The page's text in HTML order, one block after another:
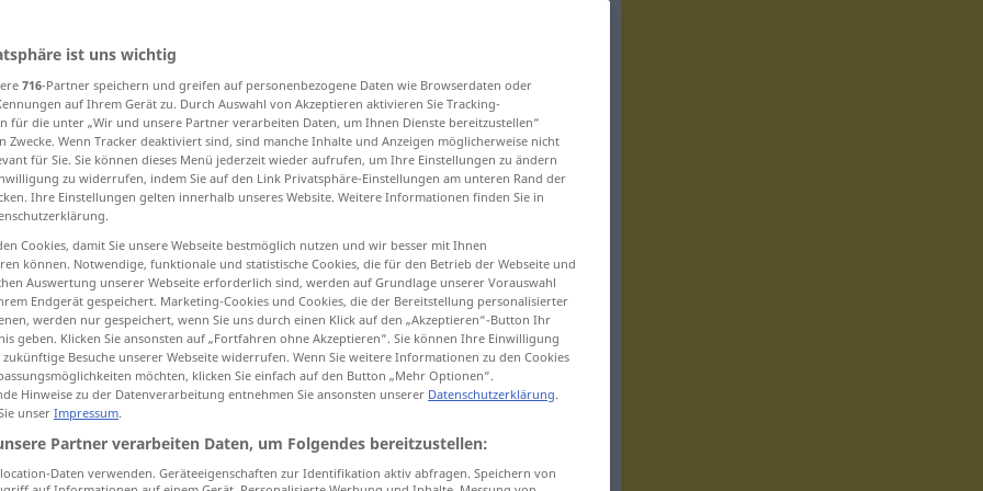
appuntare investire, impiegare
stecken
denSchlüsselinsSchlossstecken
ist uns wichtig
716-Partner speichern und greifen auf personenbezogene Daten wie Browserdaten oder
auf Ihrem Gerät zu. Durch Auswahl von Akzeptieren aktivieren Sie Tracking-
für die unter „Wir und unsere Partner verarbeiten Daten, um Ihnen Dienste bereitzustellen“
Zwecke. Wenn Tracker deaktiviert sind, sind manche Inhalte und Anzeigen möglicherweise nicht
für Sie. Sie können dieses Menü jederzeit wieder aufrufen, um Ihre Einstellungen zu ändern
zu widerrufen, indem Sie auf den Link Privatsphäre-Einstellungen am unteren Rand der
Ihre Einstellungen gelten innerhalb unseres Website. Weitere Informationen finden Sie in
Cookies, damit Sie unsere Webseite bestmöglich nutzen und wir besser mit Ihnen
können. Notwendige, funktionale und statistische Cookies, die für den Betrieb der Webseite und
Auswertung unserer Webseite erforderlich sind, werden auf Grundlage unserer Vorauswahl
Endgerät gespeichert. Marketing-Cookies und Cookies, die der Bereitstellung personalisierter
werden nur gespeichert, wenn Sie uns durch einen Klick auf den „Akzeptieren“-Button Ihr
geben. Klicken Sie ansonsten auf „Fortfahren ohne Akzeptieren“. Sie können Ihre Einwilligung
Besuche unserer Webseite widerrufen. Wenn Sie weitere Informationen zu den Cookies
möchten, klicken Sie einfach auf den Button „Mehr Optionen“.
Hinweise zu der Datenverarbeitung entnehmen Sie ansonsten unserer Datenschutzerklärung.
unser Impressum.
Partner verarbeiten Daten, um Folgendes bereitzustellen:
Daten verwenden. Geräteeigenschaften zur Identifikation aktiv abfragen. Speichern von